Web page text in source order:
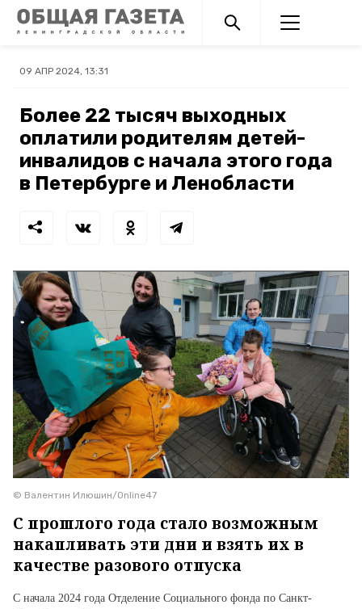
09 АПР 2024, 13:31
Более 22 тысяч выходных
оплатили родителям детей-
инвалидов с начала этого года
в Петербурге и Ленобласти
© Валентин Илюшин/Online47
С прошлого года стало возможным
накапливать эти дни и взять их в
качестве разового отпуска
С начала 2024 года Отделение Социального фонда по Санкт-